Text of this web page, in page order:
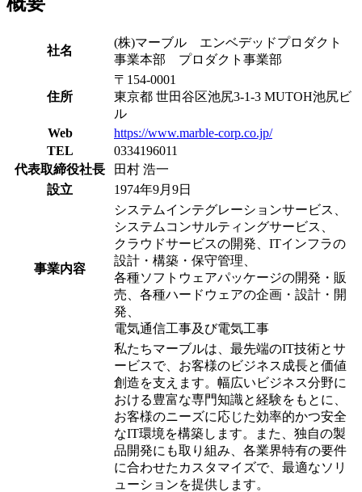
社名
(株)マーブル エンベデッドプロダクト
事業本部 プロダクト事業部
住所
〒154-0001
東京都 世田谷区池尻3-1-3 MUTOH池尻ビ
ル
Web
https://www.marble-corp.co.jp/
TEL
0334196011
代表取締役社長
田村 浩一
設立
1974年9月9日
事業内容
システムインテグレーションサービス、
システムコンサルティングサービス、
クラウドサービスの開発、ITインフラの
設計・構築・保守管理、
各種ソフトウェアパッケージの開発・販
売、各種ハードウェアの企画・設計・開
発、
電気通信工事及び電気工事
私たちマーブルは、最先端のIT技術とサ
ービスで、お客様のビジネス成長と価値
創造を支えます。幅広いビジネス分野に
おける豊富な専門知識と経験をもとに、
お客様のニーズに応じた効率的かつ安全
なIT環境を構築します。また、独自の製
品開発にも取り組み、各業界特有の要件
に合わせたカスタマイズで、最適なソリ
ューションを提供します。